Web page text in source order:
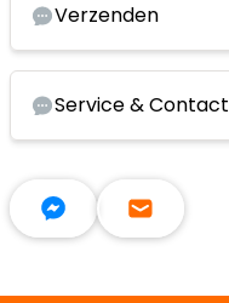
Verzenden
Service & Contact